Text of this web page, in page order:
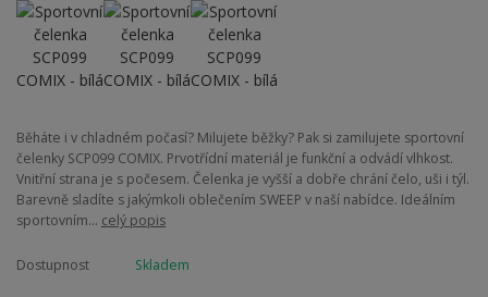
Běháte i v chladném počasí? Milujete běžky? Pak si zamilujete sportovní
čelenky SCP099 COMIX. Prvotřídní materiál je funkční a odvádí vlhkost.
Vnitřní strana je s počesem. Čelenka je vyšší a dobře chrání čelo, uši i týl.
Barevně sladíte s jakýmkoli oblečením SWEEP v naší nabídce. Ideálním
sportovním... celý popis
Dostupnost Skladem